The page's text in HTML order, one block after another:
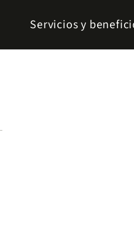
Servicios y